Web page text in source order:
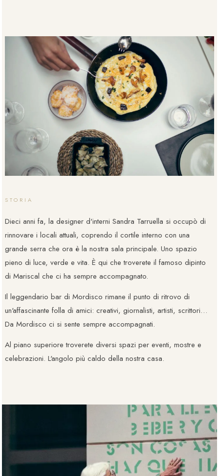
STORIA
Dieci anni fa, la designer d'interni Sandra Tarruella si occupò di
rinnovare i locali attuali, coprendo il cortile interno con una
grande serra che ora è la nostra sala principale. Uno spazio
pieno di luce, verde e vita. È qui che troverete il famoso dipinto
di Mariscal che ci ha sempre accompagnato.
Il leggendario bar di Mordisco rimane il punto di ritrovo di
un'affascinante folla di amici: creativi, giornalisti, artisti, scrittori…
Da Mordisco ci si sente sempre accompagnati.
Al piano superiore troverete diversi spazi per eventi, mostre e
celebrazioni. L'angolo più caldo della nostra casa.